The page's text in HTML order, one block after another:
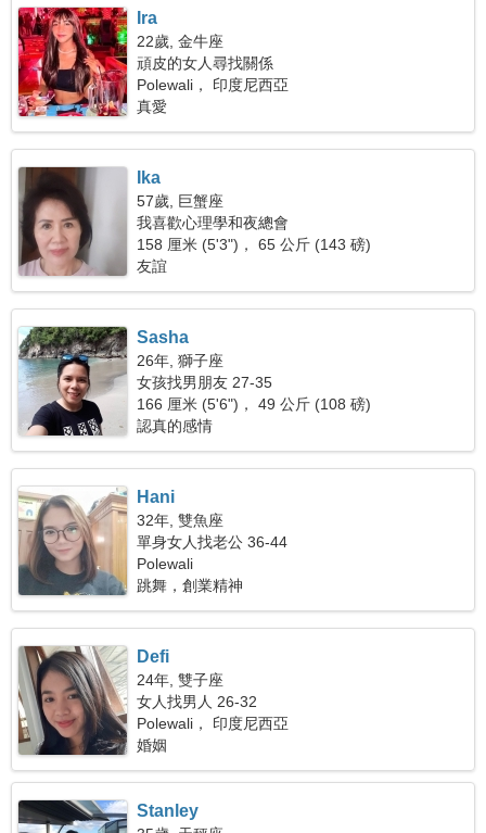
Ira
22歲, 金牛座
頑皮的女人尋找關係
Polewali， 印度尼西亞
真愛
Ika
57歲, 巨蟹座
我喜歡心理學和夜總會
158 厘米 (5'3")， 65 公斤 (143 磅)
友誼
Sasha
26年, 獅子座
女孩找男朋友 27-35
166 厘米 (5'6")， 49 公斤 (108 磅)
認真的感情
Hani
32年, 雙魚座
單身女人找老公 36-44
Polewali
跳舞，創業精神
Defi
24年, 雙子座
女人找男人 26-32
Polewali， 印度尼西亞
婚姻
Stanley